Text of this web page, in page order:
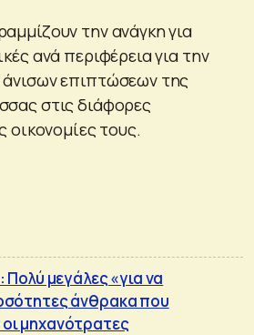
την ανάγκη για
ανά περιφέρεια για την
επιπτώσεων της
στις διάφορες
οικονομίες τους.
Πολύ μεγάλες «για να
άνθρακα που
μηχανότρατες